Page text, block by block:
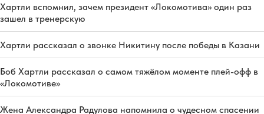
Хартли вспомнил, зачем президент «Локомотива» один раз
зашел в тренерскую
Хартли рассказал о звонке Никитину после победы в Казани
Боб Хартли рассказал о самом тяжёлом моменте плей-офф в
«Локомотиве»
Жена Александра Радулова напомнила о чудесном спасении